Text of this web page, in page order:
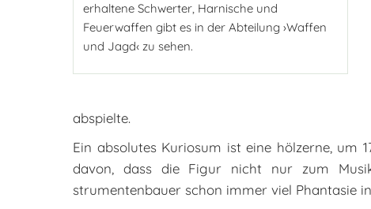
erhaltene Schwerter, Harnische und
Feuerwaffen gibt es in der Abteilung ›Waffen
und Jagd‹ zu sehen.
abspielte.
Ein absolutes Kuriosum ist eine hölzerne, um
davon, dass die Figur nicht nur zum
strumentenbauer schon immer viel Phantasie